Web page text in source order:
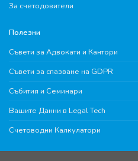
За счетодовители
Полезни
Съвети за Адвокати и Кантори
Съвети за спазване на GDPR
Събития и Семинари
Вашите Данни в Legal Tech
Счетоводни Калкулатори